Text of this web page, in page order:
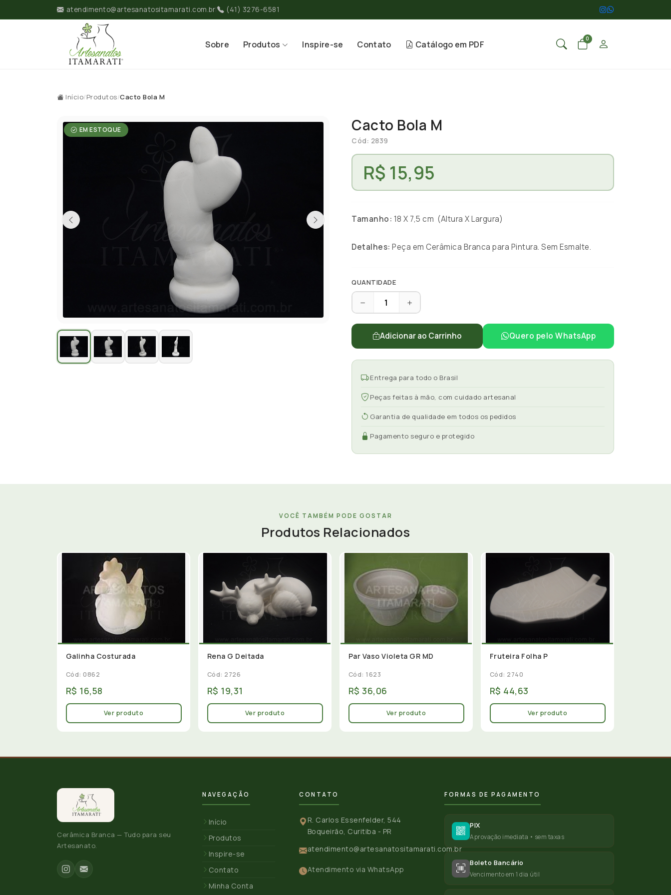
atendimento@artesanatositamarati.com.br| (41) 3276-6581
Sobre Produtos Inspire-se Contato Catálogo em PDF
0
Início/Produtos/Cacto Bola M
EM ESTOQUE Cacto Bola M
Cód: 2839
R$ 15,95
Tamanho: 18 X 7,5 cm (Altura X Largura)
Detalhes: Peça em Cerâmica Branca para Pintura. Sem Esmalte.
QUANTIDADE
Adicionar ao Carrinho Quero pelo WhatsApp
Entrega para todo o Brasil
Peças feitas à mão, com cuidado artesanal
Garantia de qualidade em todos os pedidos
Pagamento seguro e protegido
VOCÊ TAMBÉM PODE GOSTAR
Produtos Relacionados
Galinha Costurada
Cód: 0862
R$ 16,58
Ver produto
Rena G Deitada
Cód: 2726
R$ 19,31
Ver produto
Par Vaso Violeta GR MD
Cód: 1623
R$ 36,06
Ver produto
Fruteira Folha P
Cód: 2740
R$ 44,63
Ver produto
Cerâmica Branca — Tudo para seu
Artesanato.
NAVEGAÇÃO
Início
Produtos
Inspire-se
Contato
Minha Conta
CONTATO
R. Carlos Essenfelder, 544
Boqueirão, Curitiba - PR
atendimento@artesanatositamarati.com.br
Atendimento via WhatsApp
FORMAS DE PAGAMENTO
PIX
Aprovação imediata • sem taxas
Boleto Bancário
Vencimento em 1 dia útil